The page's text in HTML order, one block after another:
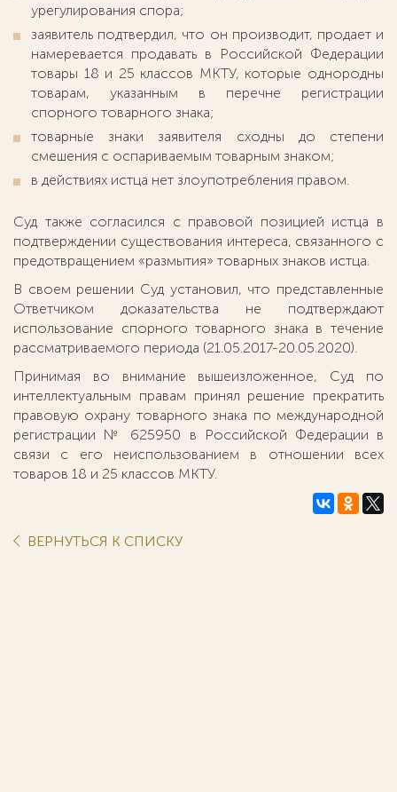
урегулирования спора;
заявитель подтвердил, что он производит, продает и
намеревается продавать в Российской Федерации
товары 18 и 25 классов МКТУ, которые однородны
товарам, указанным в перечне регистрации
спорного товарного знака;
товарные знаки заявителя сходны до степени
смешения с оспариваемым товарным знаком;
в действиях истца нет злоупотребления правом.
Суд также согласился с правовой позицией истца в
подтверждении существования интереса, связанного с
предотвращением «размытия» товарных знаков истца.
В своем решении Суд установил, что представленные
Ответчиком доказательства не подтверждают
использование спорного товарного знака в течение
рассматриваемого периода (21.05.2017-20.05.2020).
Принимая во внимание вышеизложенное, Суд по
интеллектуальным правам принял решение прекратить
правовую охрану товарного знака по международной
регистрации № 625950 в Российской Федерации в
связи с его неиспользованием в отношении всех
товаров 18 и 25 классов МКТУ.
ВЕРНУТЬСЯ К СПИСКУ